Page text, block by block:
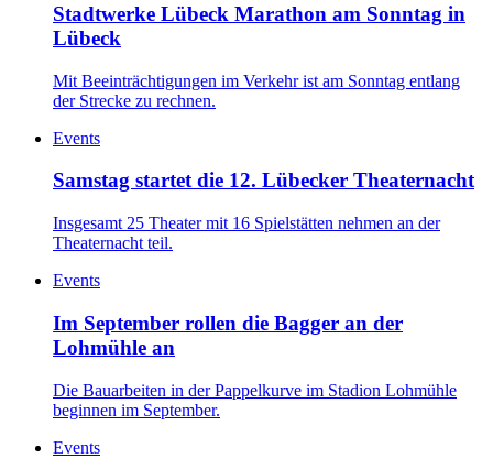
Stadtwerke Lübeck Marathon am Sonntag in
Lübeck
Mit Beeinträchtigungen im Verkehr ist am Sonntag entlang
der Strecke zu rechnen.
Events
Samstag startet die 12. Lübecker Theaternacht
Insgesamt 25 Theater mit 16 Spielstätten nehmen an der
Theaternacht teil.
Events
Im September rollen die Bagger an der
Lohmühle an
Die Bauarbeiten in der Pappelkurve im Stadion Lohmühle
beginnen im September.
Events